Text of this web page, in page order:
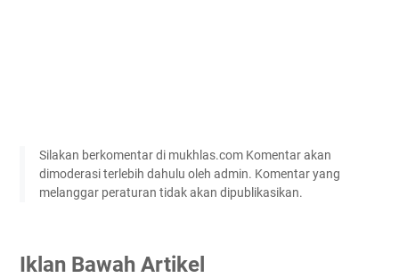
Silakan berkomentar di mukhlas.com Komentar akan
dimoderasi terlebih dahulu oleh admin. Komentar yang
melanggar peraturan tidak akan dipublikasikan.
Iklan Bawah Artikel